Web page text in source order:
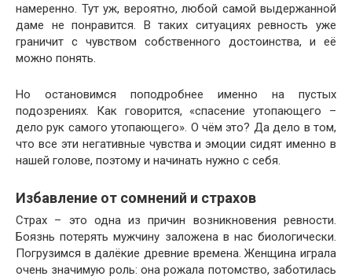
намеренно. Тут уж, вероятно, любой самой выдержанной
даме не понравится. В таких ситуациях ревность уже
граничит с чувством собственного достоинства, и её
можно понять.
Но остановимся поподробнее именно на пустых
подозрениях. Как говорится, «спасение утопающего –
дело рук самого утопающего». О чём это? Да дело в том,
что все эти негативные чувства и эмоции сидят именно в
нашей голове, поэтому и начинать нужно с себя.
Избавление от сомнений и страхов
Страх – это одна из причин возникновения ревности.
Боязнь потерять мужчину заложена в нас биологически.
Погрузимся в далёкие древние времена. Женщина играла
очень значимую роль: она рожала потомство, заботилась